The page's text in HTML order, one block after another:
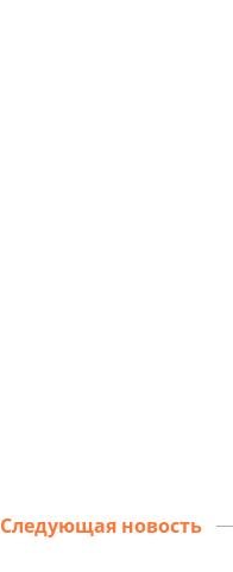
Следующая новость